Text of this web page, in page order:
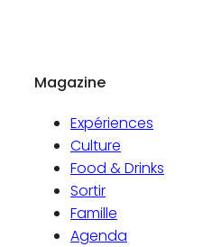
Magazine
Expériences
Culture
Food & Drinks
Sortir
Famille
Agenda